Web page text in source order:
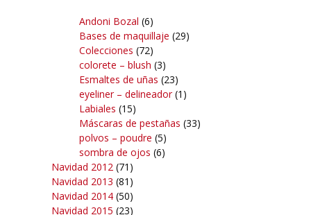
Andoni Bozal (6)
Bases de maquillaje (29)
Colecciones (72)
colorete – blush (3)
Esmaltes de uñas (23)
eyeliner – delineador(1)
Labiales (15)
Máscaras de pestañas (33)
polvos – poudre (5)
sombra de ojos (6)
Navidad 2012 (71)
Navidad 2013 (81)
Navidad 2014 (50)
Navidad 2015 (23)